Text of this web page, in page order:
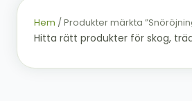
Hem / Produkter märkta
Hitta rätt produkter för skog,